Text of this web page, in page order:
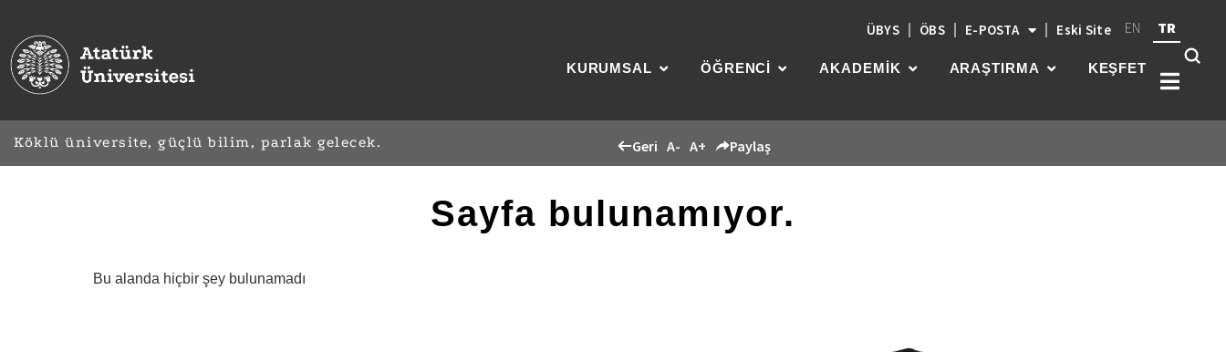
ÜBYS ÖBS E-POSTA Eski Site EN TR
KURUMSAL ÖĞRENCİ AKADEMİK ARAŞTIRMA KEŞFET
Köklü üniversite, güçlü bilim, parlak gelecek. Geri A- A+ Paylaş
Sayfa bulunamıyor.
Bu alanda hiçbir şey bulunamadı